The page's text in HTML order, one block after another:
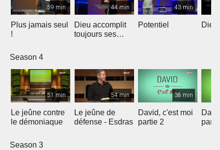
59 min
Plus jamais seul
!
44 min
Dieu accomplit
toujours ses
43 min
Potentiel Dieu
Season 4
51 min
Le jeûne contre
le démoniaque
54 min
Le jeûne de
défense - Esdras
38 min
David, c'est moi
partie 2
Season 3